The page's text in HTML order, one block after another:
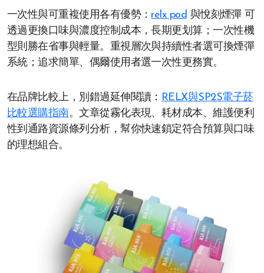
一次性與可重複使用各有優勢： relx pod 與悅刻煙彈 可
透過更換口味與濃度控制成本，長期更划算；一次性機
型則勝在省事與輕量。重視層次與持續性者選可換煙彈
系統；追求簡單、偶爾使用者選一次性更務實。
在品牌比較上，別錯過延伸閱讀： RELX與SP2S電子菸
比較選購指南。文章從霧化表現、耗材成本、維護便利
性到通路資源條列分析，幫你快速鎖定符合預算與口味
的理想組合。